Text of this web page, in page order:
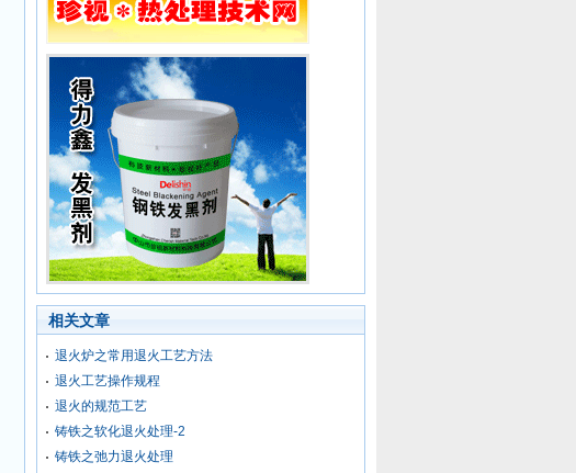
相关文章
退火炉之常用退火工艺方法
退火工艺操作规程
退火的规范工艺
铸铁之软化退火处理-2
铸铁之弛力退火处理